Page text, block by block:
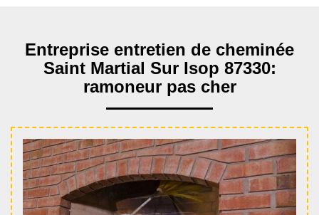
Entreprise entretien de cheminée
Saint Martial Sur Isop 87330:
ramoneur pas cher